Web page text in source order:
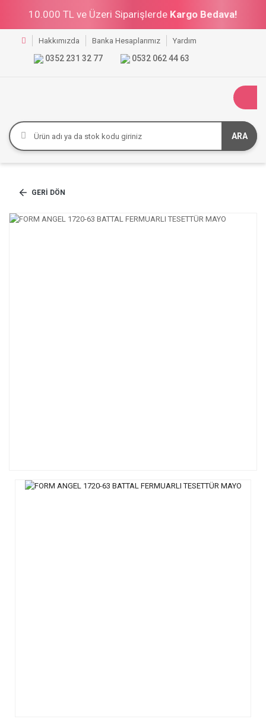
10.000 TL ve Üzeri Siparişlerde Kargo Bedava!
Hakkımızda Banka Hesaplarımız Yardım
0352 231 32 77 0532 062 44 63
ARA
GERI DÖN